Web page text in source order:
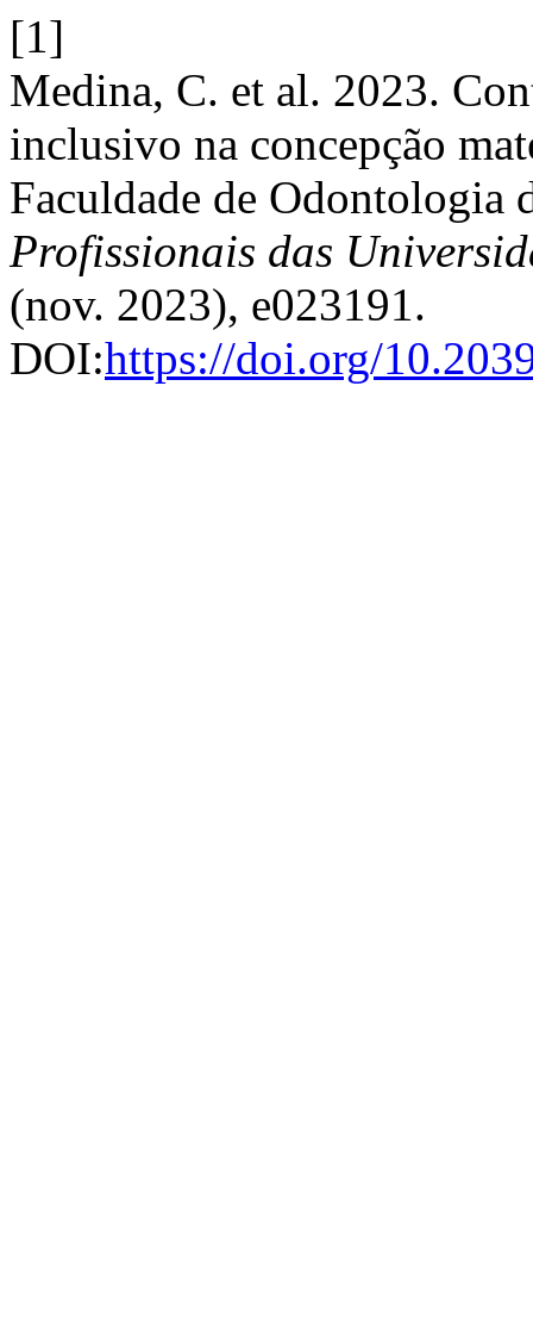
[1]
Medina, C. et al. 2023.
inclusivo na concepção
Faculdade de Odontologia
Profissionais das
(nov. 2023), e023191.
DOI:https://doi.org/